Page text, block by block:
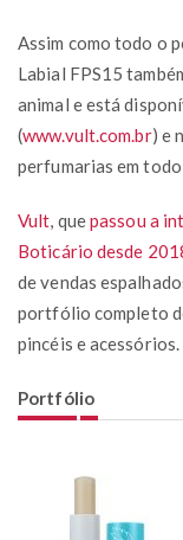
Assim como todo o
Labial FPS15
animal e está
(www.vult.com.br) e
perfumarias em todo
Vult , quepassou a
Boticário desde
de vendas
portfólio completo
pincéis e acessórios.
Portfólio